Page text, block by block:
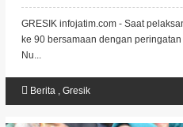
GRESIK infojatim.com - Saat
ke 90 bersamaan dengan
Nu...
Berita, Gresik